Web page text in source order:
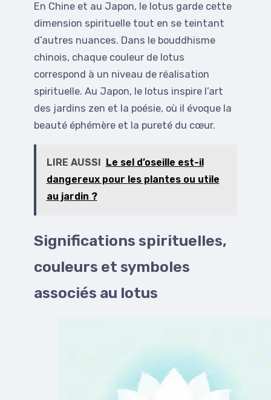
En Chine et au Japon, le lotus garde cette
dimension spirituelle tout en se teintant
d’autres nuances. Dans le bouddhisme
chinois, chaque couleur de lotus
correspond à un niveau de réalisation
spirituelle. Au Japon, le lotus inspire l’art
des jardins zen et la poésie, où il évoque la
beauté éphémère et la pureté du cœur.
LIRE AUSSI
Le sel d’oseille est-il
dangereux pour les plantes ou utile
au jardin ?
Significations spirituelles,
couleurs et symboles
associés au lotus